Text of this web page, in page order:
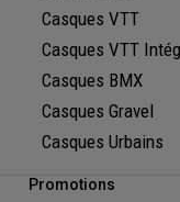
Casques VTT
Casques VTT
Casques BMX
Casques Gravel
Casques Urbains
Promotions